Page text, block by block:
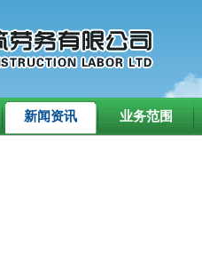
新闻资讯 业务范围